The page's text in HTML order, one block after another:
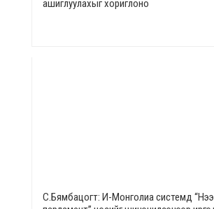
ашиглуулахыг хориглоно
С.Бямбацогт: И-Монголиа системд